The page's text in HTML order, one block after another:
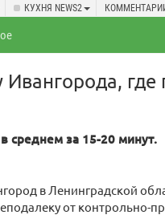
КУХНЯ NEWS2
где
среднем за 15-20 минут.
в Ленинградской
от контрольно-